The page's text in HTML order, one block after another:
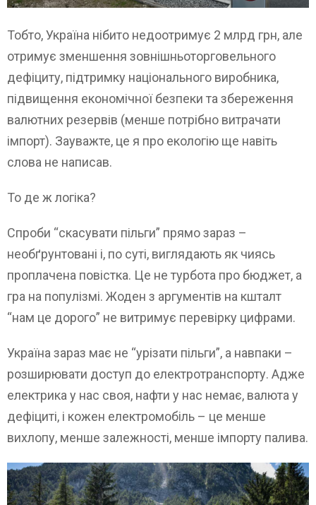
Тобто, Україна нібито недоотримує 2 млрд грн, але
отримує зменшення зовнішньоторговельного
дефіциту, підтримку національного виробника,
підвищення економічної безпеки та збереження
валютних резервів (менше потрібно витрачати
імпорт). Зауважте, це я про екологію ще навіть
слова не написав.
То де ж логіка?
Спроби “скасувати пільги” прямо зараз –
необґрунтовані і, по суті, виглядають як чиясь
проплачена повістка. Це не турбота про бюджет, а
гра на популізмі. Жоден з аргументів на кшталт
“нам це дорого” не витримує перевірку цифрами.
Україна зараз має не “урізати пільги”, а навпаки –
розширювати доступ до електротранспорту. Адже
електрика у нас своя, нафти у нас немає, валюта у
дефіциті, і кожен електромобіль – це менше
вихлопу, менше залежності, менше імпорту палива.